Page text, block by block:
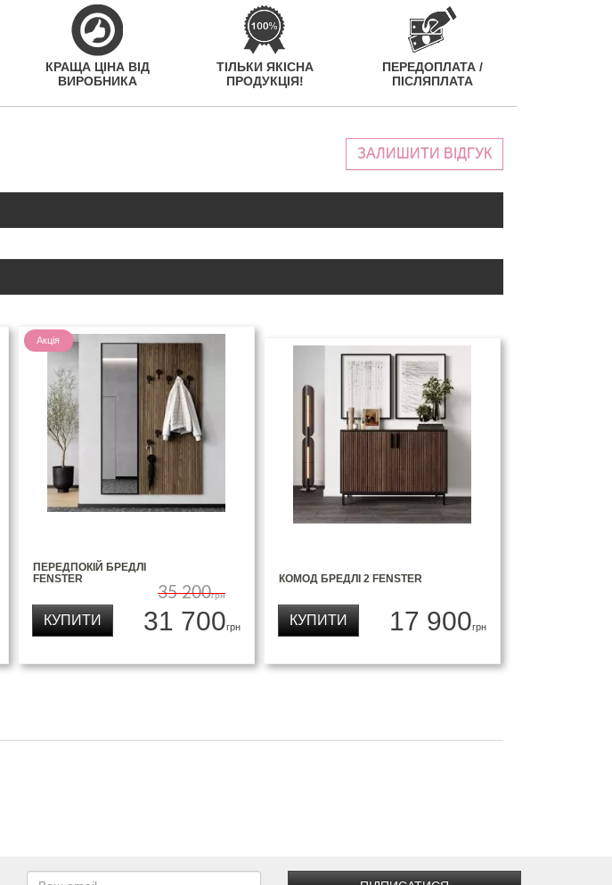
КРАЩА ЦІНА ВІД
ВИРОБНИКА
ТІЛЬКИ ЯКІСНА
ПРОДУКЦІЯ!
ПЕРЕДОПЛАТА /
ПІСЛЯПЛАТА
ЗАЛИШИТИ ВІДГУК
Акція
ПЕРЕДПОКІЙ БРЕДЛІ
FENSTER
35 200грн
31 700грн
КУПИТИ
КОМОД БРЕДЛІ 2 FENSTER
17 900грн
КУПИТИ